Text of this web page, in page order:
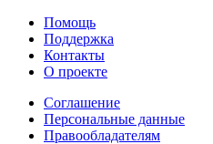
Помощь
Поддержка
Контакты
О проекте
Соглашение
Персональные данные
Правообладателям